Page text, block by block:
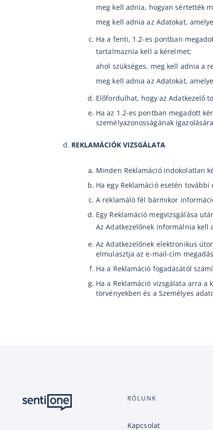
meg kell adnia, hogyan sértették
meg kell adnia az Adatokat,
Ha a fenti, 1.2-es pontban
tartalmaznia kell a kérelmet;
ahol szükséges, meg kell adnia a
meg kell adnia az Adatokat,
Előfordulhat, hogy az Adatkezelő
Ha az 1.2-es pontban megadott
személyazonosságának
REKLAMÁCIÓK VIZSGÁLATA
Minden Reklamáció indokolatlan
Ha egy Reklamáció esetén
A reklamáló fél bármikor
Egy Reklamáció megvizsgálása
Az Adatkezelőnek informálnia kell
Az Adatkezelőnek elektronikus
elmulasztja az e-mail-cím
Ha a Reklamáció fogadásától
Ha a Reklamáció vizsgálata arra
törvényekben és a Személyes
RÓLUNK
Kapcsolat